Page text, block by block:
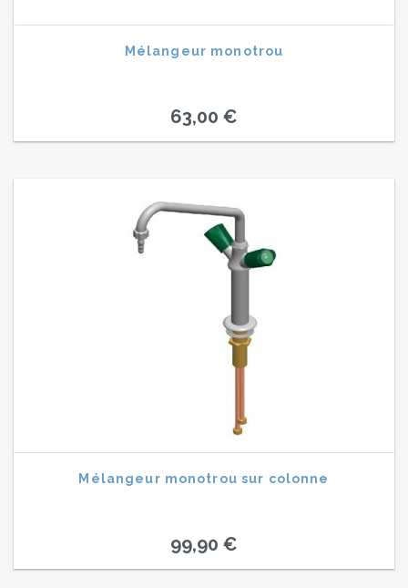
Mélangeur monotrou
63,00 €
Mélangeur monotrou sur colonne
99,90 €